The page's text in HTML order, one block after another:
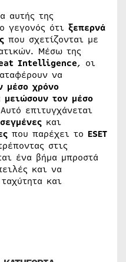
αυτής της
γεγονός ότι ξεπερνά
που σχετίζονται με
Μέσω της
Intelligence, οι
να
μέσο χρόνο
μειώσουν τον μέσο
επιτυγχάνεται
και
που παρέχει το ESET
στις
ένα βήμα μπροστά
και να
και